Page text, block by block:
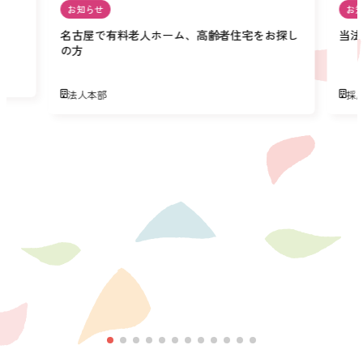
お知らせ
名古屋で有料老人ホーム、高齢者住宅をお探し
の方
法人本部
お
当
採